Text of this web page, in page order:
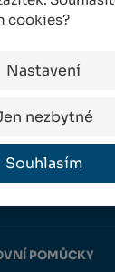
cookies?
Nastavení
nezbytné
Souhlasím
POMŮCKY